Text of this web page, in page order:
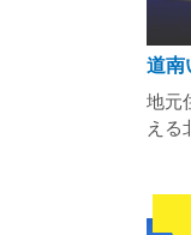
道南
地元
える